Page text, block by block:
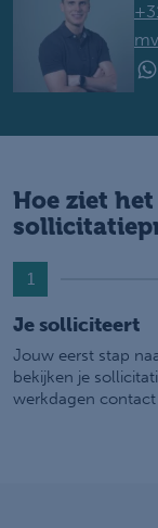
Hoe ziet het
1
Je solliciteert
Jouw eerst stap
bekijken je
werkdagen